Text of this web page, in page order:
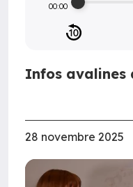
00:00
Infos avalines
28 novembre 2025